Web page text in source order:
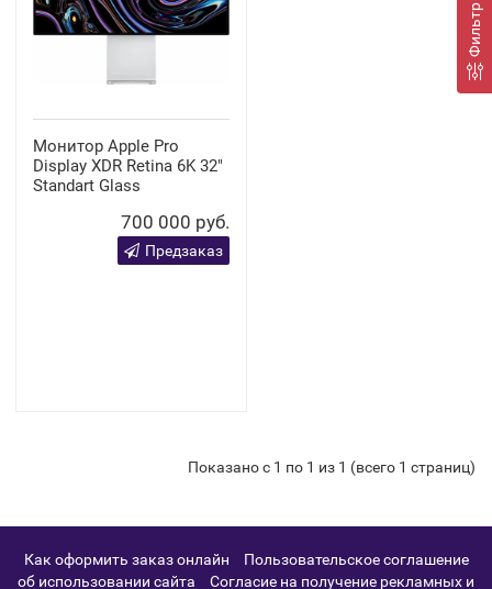
Фильтр
Монитор Apple Pro
Display XDR Retina 6K 32"
Standart Glass
700 000 руб.
Предзаказ
Показано с 1 по 1 из 1 (всего 1 страниц)
Как оформить заказ онлайн
Пользовательское соглашение
об использовании сайта
Согласие на получение рекламных и